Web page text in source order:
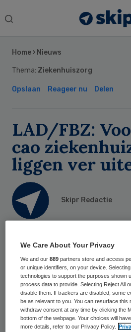
Search
Home › Nieuws
Thema: Ziekenhuiszorg
Opslaan Reageer nu Delen
LAD/FBZ:
cao
liggen ver
Skipr Redactie
5793 keer gelezen
Partijen liggen nog ver
onderhandelingen voor
ziekenhuispersoneel,
weten na een tweede
oktober. De vier
Sidebar
We Care About Your Privacy
We and our889 partners store and access
or unique identifiers, on your device.
technologies to support the purposes shown
process data to provide. Selecting Reject All
disable them. If trackers are disabled, some
be as relevant to you. You can resurface
withdraw consent at any time by clicking the
bottom of the webpage. Your choices will
more details, refer to our Privacy Policy.